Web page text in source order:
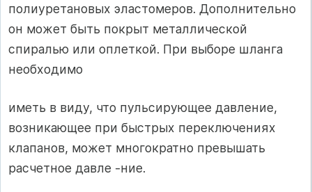
полиуретановых эластомеров. Дополнительно
он может быть покрыт металлической
спиралью или оплеткой. При выборе шланга
необходимо
иметь в виду, что пульсирующее давление,
возникающее при быстрых переключениях
клапанов, может многократно превышать
расчетное давле -ние.